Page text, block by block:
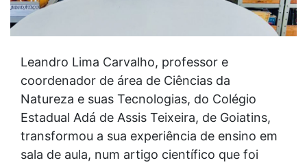
Leandro Lima Carvalho, professor e
coordenador de área de Ciências da
Natureza e suas Tecnologias, do Colégio
Estadual Adá de Assis Teixeira, de Goiatins,
transformou a sua experiência de ensino em
sala de aula, num artigo científico que foi